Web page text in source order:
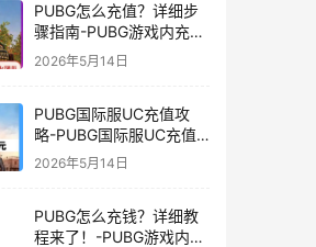
PUBG怎么充值？详细步
骤指南-PUBG游戏内充值
方法及常见问题解答
2026年5月14日
PUBG国际服UC充值攻
略-PUBG国际服UC充值
方法及注意事项
2026年5月14日
PUBG怎么充钱？详细教
程来了！-PUBG游戏内购